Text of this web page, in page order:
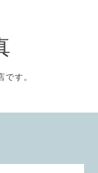
す。